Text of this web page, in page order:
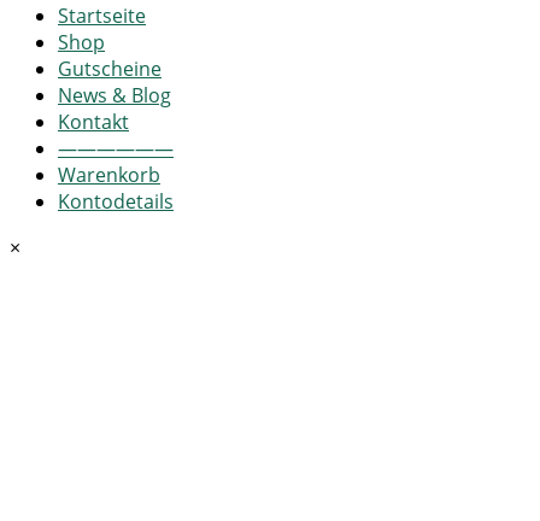
Startseite
Shop
Gutscheine
News & Blog
Kontakt
——————
Warenkorb
Kontodetails
×